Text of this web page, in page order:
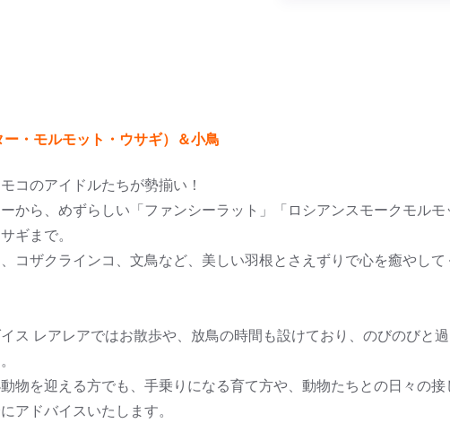
・モルモット・ウサギ）＆小鳥
コのアイドルたちが勢揃い！
から、めずらしい「ファンシーラット」「ロシアンスモークモルモ
ギまで。
コザクラインコ、文鳥など、美しい羽根とさえずりで心を癒やして
ス レアレアではお散歩や、放鳥の時間も設けており、のびのびと
物を迎える方でも、手乗りになる育て方や、動物たちとの日々の接
アドバイスいたします。